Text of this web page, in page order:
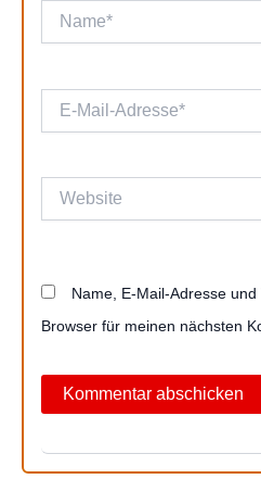
Name*
Mail-
Website
Name, E-Mail-Adresse
Browser für meinen nächsten